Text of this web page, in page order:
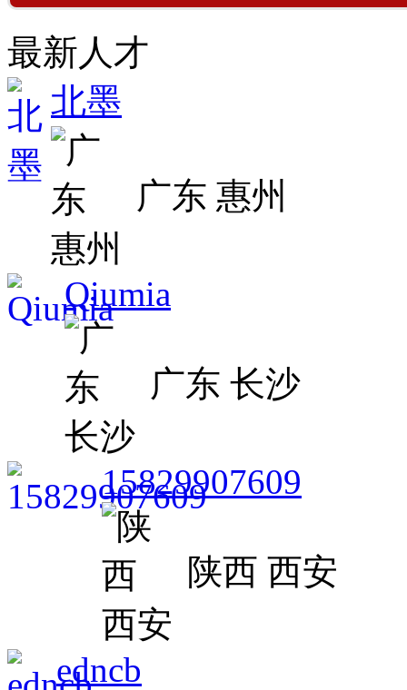
最新人才
北墨
广东 惠州
Qiumia
广东 长沙
15829907609
陕西 西安
edncb